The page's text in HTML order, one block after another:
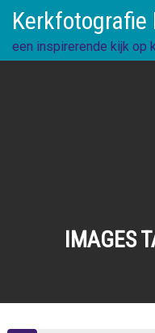
content
Kerkfotografie
een inspirerende kijk op
IMAGES